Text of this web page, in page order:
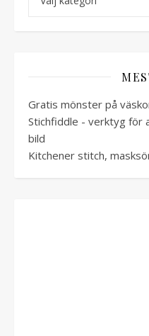
Gratis mönster på
Stichfiddle - verktyg för
bild
Kitchener stitch,